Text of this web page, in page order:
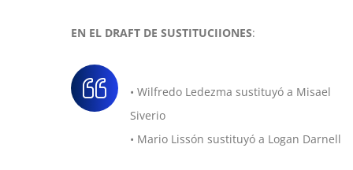
EN EL DRAFT DE SUSTITUCIIONES:
• Wilfredo Ledezma sustituyó a Misael
Siverio
• Mario Lissón sustituyó a Logan Darnell